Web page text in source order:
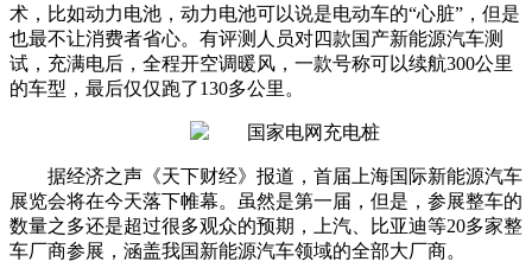
术，比如动力电池，动力电池可以说是电动车的“心脏”，但是
也最不让消费者省心。有评测人员对四款国产新能源汽车测
试，充满电后，全程开空调暖风，一款号称可以续航300公里
的车型，最后仅仅跑了130多公里。
据经济之声《天下财经》报道，首届上海国际新能源汽车
展览会将在今天落下帷幕。虽然是第一届，但是，参展整车的
数量之多还是超过很多观众的预期，上汽、比亚迪等20多家整
车厂商参展，涵盖我国新能源汽车领域的全部大厂商。